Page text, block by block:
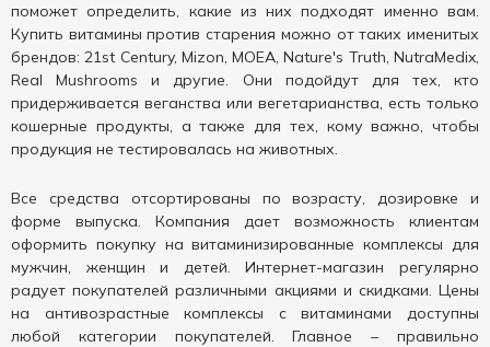
поможет определить, какие из них подходят именно вам.
Купить витамины против старения можно от таких именитых
брендов: 21st Century, Mizon, MOEA, Nature's Truth, NutraMedix,
Real Mushrooms и другие. Они подойдут для тех, кто
придерживается веганства или вегетарианства, есть только
кошерные продукты, а также для тех, кому важно, чтобы
продукция не тестировалась на животных.
Все средства отсортированы по возрасту, дозировке и
форме выпуска. Компания дает возможность клиентам
оформить покупку на витаминизированные комплексы для
мужчин, женщин и детей. Интернет-магазин регулярно
радует покупателей различными акциями и скидками. Цены
на антивозрастные комплексы с витаминами доступны
любой категории покупателей. Главное – правильно